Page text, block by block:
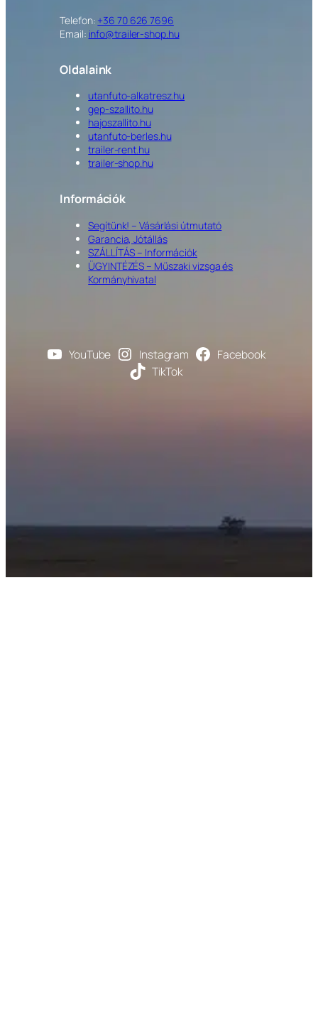
Telefon: +36 70 626 7696
Email: info@trailer-shop.hu
Oldalaink
utanfuto-alkatresz.hu
gep-szallito.hu
hajoszallito.hu
utanfuto-berles.hu
trailer-rent.hu
trailer-shop.hu
Információk
Segítünk! – Vásárlási útmutató
Garancia, Jótállás
SZÁLLÍTÁS – Információk
ÜGYINTÉZÉS – Műszaki vizsga és
Kormányhivatal
YouTube Instagram
Facebook
TikTok